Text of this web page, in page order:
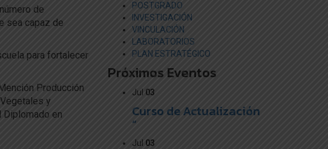
de
sea capaz de
para fortalecer
Producción
y
Diplomado en
POSTGRADO
INVESTIGACIÓN
VINCULACIÓN
LABORATORIOS
PLAN ESTRATÉGICO
Próximos Eventos
Jul 03
Curso de Actualización
“
Jul 03